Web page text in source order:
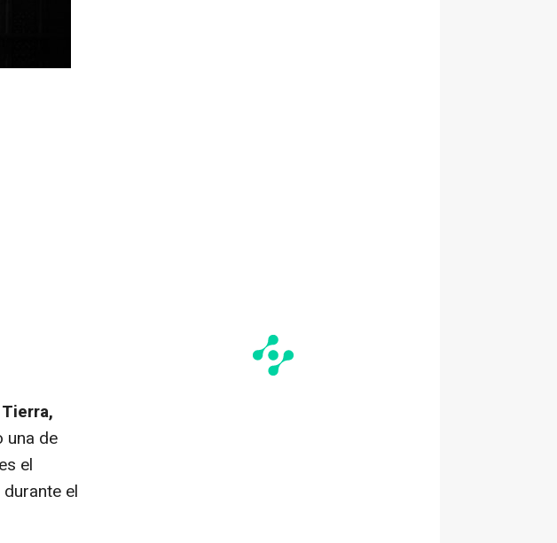
una de
el
el